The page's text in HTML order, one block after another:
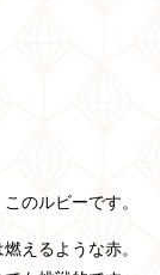
のルビーです。
えるような赤。